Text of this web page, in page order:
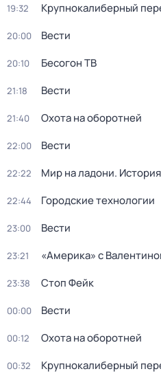
19:32 Крупнокалиберный
20:00 Вести
20:10 Бесогон ТВ
21:18 Вести
21:40 Охота на оборотней
22:00 Вести
22:22 Мир на ладони.
22:44 Городские технологии
23:00 Вести
23:21 «Америка» с
23:38 Стоп Фейк
00:00 Вести
00:12 Охота на оборотней
00:32 Крупнокалиберный